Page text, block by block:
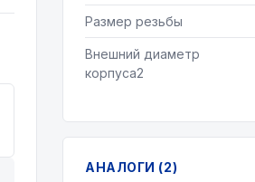
Размер резьбы
Внешний диаметр
корпуса2
АНАЛОГИ (2)